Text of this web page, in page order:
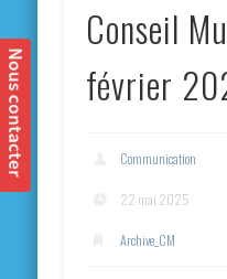
Conseil
février
Communication
22 mai 2025
Archive_CM